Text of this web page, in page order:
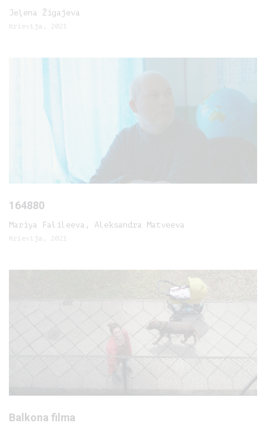
Jeļena Žigajeva
Krievija, 2021
164880
Mariya Falileeva, Aleksandra Matveeva
Krievija, 2021
Balkona filma